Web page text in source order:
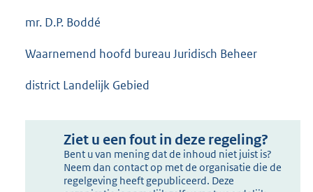
mr. D.P. Boddé
Waarnemend hoofd bureau Juridisch Beheer
district Landelijk Gebied
Ziet u een fout in deze regeling?
Bent u van mening dat de inhoud niet juist is?
Neem dan contact op met de organisatie die de
regelgeving heeft gepubliceerd. Deze